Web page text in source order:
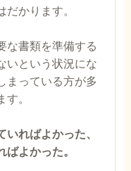
かります。
な書類を準備する
いという状況にな
まっている方が多
す。
ればよかった、
よかった。